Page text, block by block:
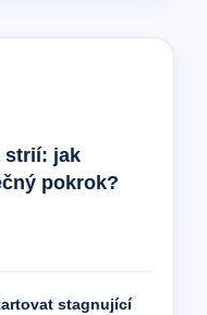
strií: jak
pokrok?
stagnující